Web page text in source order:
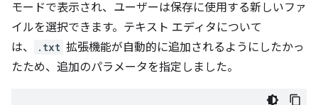
モードで表示され、ユーザーは保存に使用する新しいファ
イルを選択できます。テキスト エディタについて
は、
.txt 拡張機能が自動的に追加されるようにしたかっ
たため、追加のパラメータを指定しました。